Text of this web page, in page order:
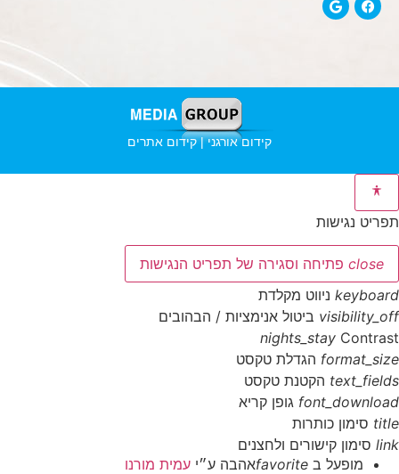
קידום אורגני | קידום אתרים
תפריט נגישות
close פתיחה וסגירה של תפריט הנגישות
keyboard ניווט מקלדת
visibility_off ביטול אנימציות / הבהובים
nights_stay Contrast
format_size הגדלת טקסט
text_fields הקטנת טקסט
font_download גופן קריא
title סימון כותרות
link סימון קישורים ולחצנים
מופעל ב favoriteאהבה ע״י עמית מורנו